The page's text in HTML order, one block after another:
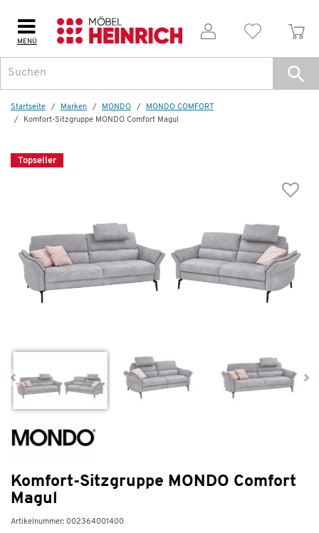
MENÜ
Startseite Marken MONDO
MONDO COMFORT
Komfort-Sitzgruppe MONDO Comfort Magul
Topseller
Komfort-Sitzgruppe MONDO Comfort
Magul
Artikelnummer: 002364001400
Weitere Artikel aus der Serie
Basis-Ecksofa
MONDO Comfort Magul
5.199,00 €